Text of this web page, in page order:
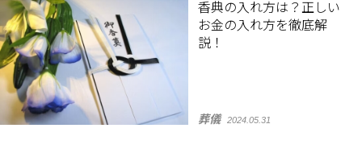
香典の入れ方は？正しい
お金の入れ方を徹底解
説！
葬儀 2024.05.31